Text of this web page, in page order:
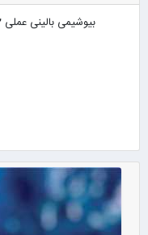
بیوشیمی بالینی عملی 2 مجموعه کتاب های علوم آزمایشگاهی